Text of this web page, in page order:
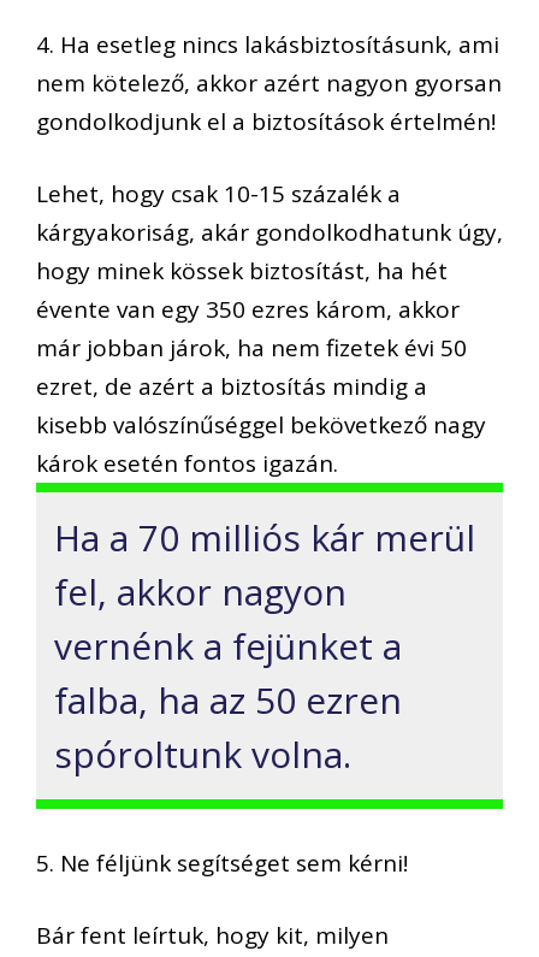
4. Ha esetleg nincs lakásbiztosításunk, ami
nem kötelező, akkor azért nagyon gyorsan
gondolkodjunk el a biztosítások értelmén!
Lehet, hogy csak 10-15 százalék a
kárgyakoriság, akár gondolkodhatunk úgy,
hogy minek kössek biztosítást, ha hét
évente van egy 350 ezres károm, akkor
már jobban járok, ha nem fizetek évi 50
ezret, de azért a biztosítás mindig a
kisebb valószínűséggel bekövetkező nagy
károk esetén fontos igazán.
Ha a 70 milliós kár merül
fel, akkor nagyon
vernénk a fejünket a
falba, ha az 50 ezren
spóroltunk volna.
5. Ne féljünk segítséget sem kérni!
Bár fent leírtuk, hogy kit, milyen